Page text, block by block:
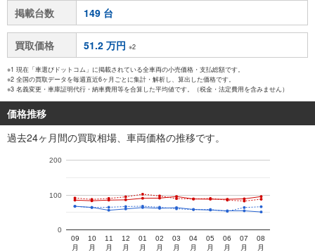
掲載台数 149 台
買取価格 51.2 万円 ※2
※1 現在「車選びドットコム」に掲載されている全車両の小売価格・支払総額です。
※2 全国の買取データを毎週直近6ヶ月ごとに集計・解析し、算出した価格です。
※3 名義変更・車庫証明代行・納車費用等を合算した平均値です。（税金・法定費用を含みません）
価格推移
過去24ヶ月間の買取相場、車両価格の推移です。
09
月
10
月
11
月
12
月
01
月
02
月
03
月
04
月
05
月
06
月
07
月
08
月
0
100
200